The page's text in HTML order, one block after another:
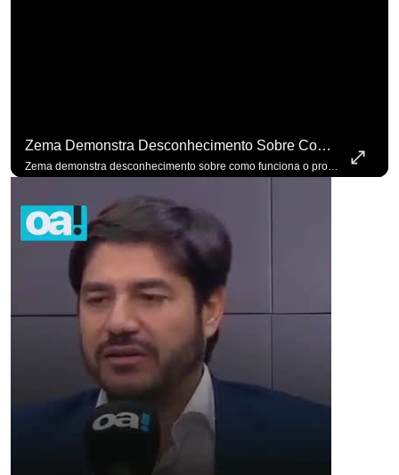
Zema Demonstra Desconhecimento Sobre Como Funciona O Processo De Mudança Das Leis. #OAntagonista